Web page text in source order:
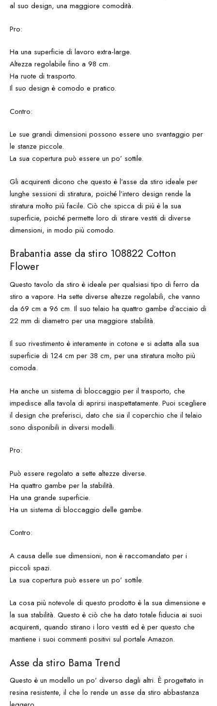
al suo design, una maggiore comodità.
Pro:
Ha una superficie di lavoro extra-large.
Altezza regolabile fino a 98 cm.
Ha ruote di trasporto.
Il suo design è comodo e pratico.
Contro:
Le sue grandi dimensioni possono essere uno svantaggio per
le stanze piccole.
La sua copertura può essere un po’ sottile.
Gli acquirenti dicono che questo è l’asse da stiro ideale per
lunghe sessioni di stiratura, poiché l’intero design rende la
stiratura molto più facile. Ciò che spicca di più è la sua
superficie, poiché permette loro di stirare vestiti di diverse
dimensioni, in modo più comodo.
Brabantia asse da stiro 108822 Cotton
Flower
Questo tavolo da stiro è ideale per qualsiasi tipo di ferro da
stiro a vapore. Ha sette diverse altezze regolabili, che vanno
da 69 cm a 96 cm. Il suo telaio ha quattro gambe d’acciaio di
22 mm di diametro per una maggiore stabilità.
Il suo rivestimento è interamente in cotone e si adatta alla sua
superficie di 124 cm per 38 cm, per una stiratura molto più
comoda.
Ha anche un sistema di bloccaggio per il trasporto, che
impedisce alla tavola di aprirsi inaspettatamente. Puoi scegliere
il design che preferisci, dato che sia il coperchio che il telaio
sono disponibili in diversi modelli.
Pro:
Può essere regolato a sette altezze diverse.
Ha quattro gambe per la stabilità.
Ha una grande superficie.
Ha un sistema di bloccaggio delle gambe.
Contro:
A causa delle sue dimensioni, non è raccomandato per i
piccoli spazi.
La sua copertura può essere un po’ sottile.
La cosa più notevole di questo prodotto è la sua dimensione e
la sua stabilità. Questo è ciò che ha dato totale fiducia ai suoi
acquirenti, quando stirano i loro vestiti ed è per questo che
mantiene i suoi commenti positivi sul portale Amazon.
Asse da stiro Bama Trend
Questo è un modello un po’ diverso dagli altri. È progettato in
resina resistente, il che lo rende un asse da stiro abbastanza